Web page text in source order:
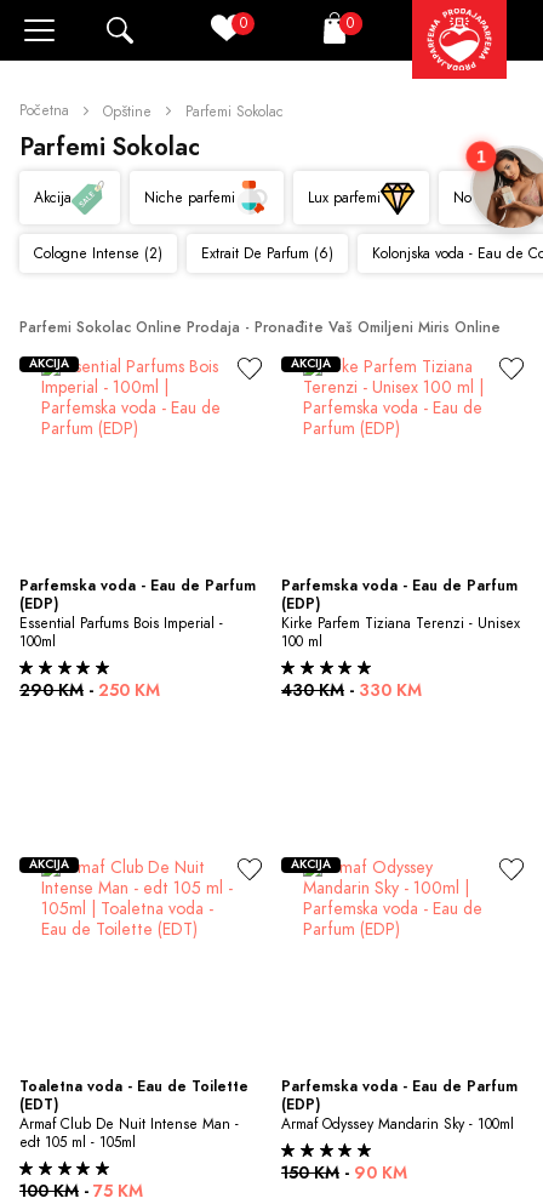
0 Korpa
0
Početna Opštine Parfemi Sokolac
Parfemi Sokolac
Akcija Niche parfemi Lux parfemi Novo
Cologne Intense (2) Extrait De Parfum (6) Kolonjska voda - Eau de
Parfemi Sokolac Online Prodaja - Pronađite Vaš Omiljeni Miris Online
Parfemska voda - Eau de Parfum
(EDP)
Essential Parfums Bois Imperial -
100ml
290 KM - 250 KM
AKCIJA
Parfemska voda - Eau de Parfum
(EDP)
Kirke Parfem Tiziana Terenzi - Unisex
100 ml
430 KM - 330 KM
AKCIJA
Toaletna voda - Eau de Toilette
(EDT)
Armaf Club De Nuit Intense Man -
edt 105 ml - 105ml
100 KM - 75 KM
AKCIJA
Parfemska voda - Eau de Parfum
(EDP)
Armaf Odyssey Mandarin Sky - 100ml
150 KM - 90 KM
AKCIJA
1